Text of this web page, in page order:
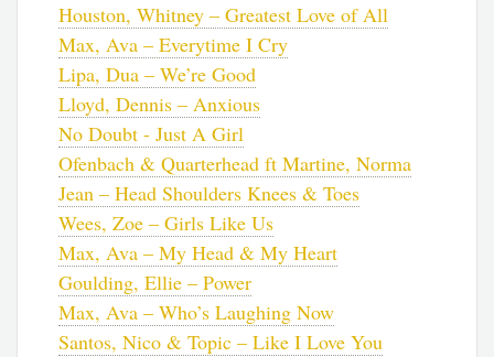
Houston, Whitney – Greatest Love of All
Max, Ava – Everytime I Cry
Lipa, Dua – We’re Good
Lloyd, Dennis – Anxious
No Doubt - Just A Girl
Ofenbach & Quarterhead ft Martine, Norma
Jean – Head Shoulders Knees & Toes
Wees, Zoe – Girls Like Us
Max, Ava – My Head & My Heart
Goulding, Ellie – Power
Max, Ava – Who’s Laughing Now
Santos, Nico & Topic – Like I Love You